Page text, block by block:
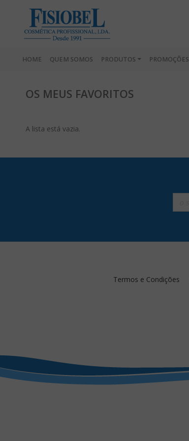
HOME QUEM SOMOS PRODUTOS PROMOÇÕES
OS MEUS FAVORITOS
A lista está vazia.
Termos e Condições